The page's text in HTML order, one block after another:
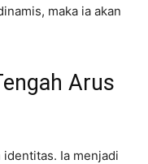
maka ia akan
Arus
Ia menjadi